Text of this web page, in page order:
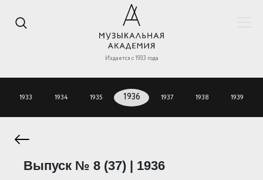
Издается с 1933 года
1933 1934 1935 1936 1937 1938 1939
Выпуск № 8 (37) | 1936